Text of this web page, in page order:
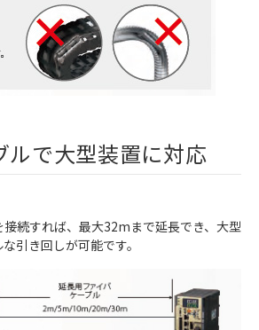
ルで大型装置に対応
続すれば、最大32mまで延長でき、大型
引き回しが可能です。